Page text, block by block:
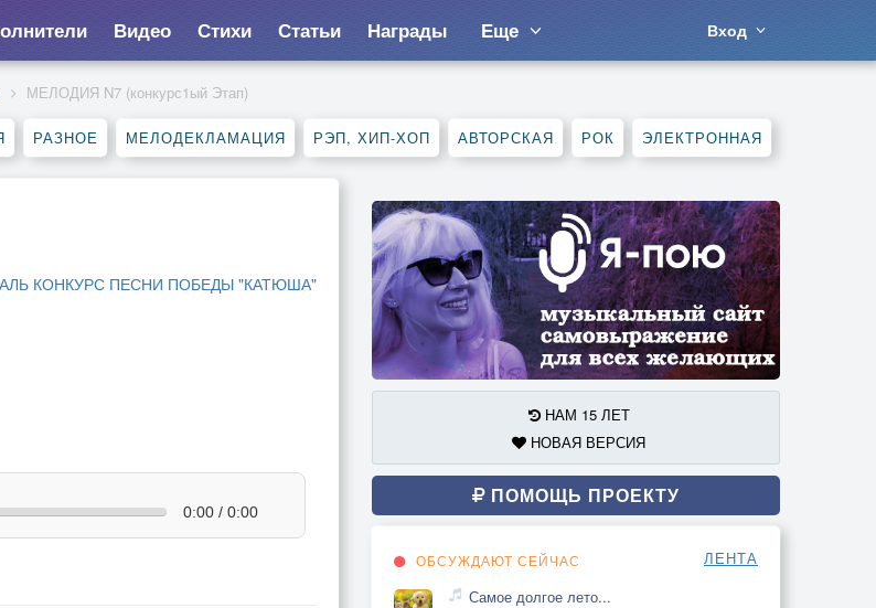
Видео Стихи Статьи Награды Еще Вход
МЕЛОДИЯ N7 (конкурс1ый Этап)
РАЗНОЕ МЕЛОДЕКЛАМАЦИЯ РЭП, ХИП-ХОП АВТОРСКАЯ РОК ЭЛЕКТРОННАЯ
КОНКУРС ПЕСНИ ПОБЕДЫ "КАТЮША"
0:00 / 0:00
НАМ 15 ЛЕТ
НОВАЯ ВЕРСИЯ
ПОМОЩЬ ПРОЕКТУ
ОБСУЖДАЮТ СЕЙЧАС ЛЕНТА
Самое долгое лето...